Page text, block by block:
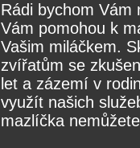
Rádi bychom Vám
Vám pomohou k
Vašim miláčkem.
zvířatům se
let a zázemí v
využít našich
mazlíčka